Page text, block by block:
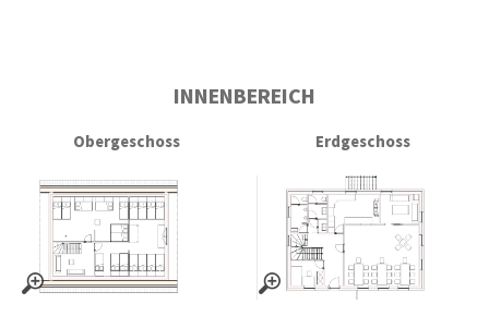
INNENBEREICH
Obergeschoss Erdgeschoss